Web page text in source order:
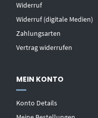
Widerruf
Widerruf (digitale Medien)
Zahlungsarten
Vertrag widerrufen
MEIN KONTO
Konto Details